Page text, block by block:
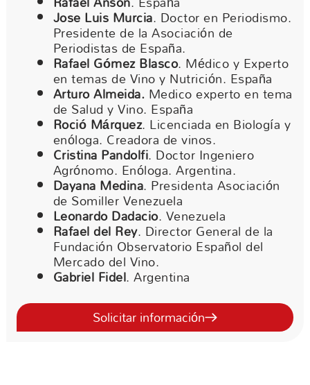
Jose Luis Murcia. Doctor en Periodismo.
Presidente de la Asociación de
Periodistas de España.
Rafael Gómez Blasco. Médico y Experto
en temas de Vino y Nutrición. España
Arturo Almeida. Medico experto en tema
de Salud y Vino. España
Roció Márquez. Licenciada en Biología y
enóloga. Creadora de vinos.
Cristina Pandolfi. Doctor Ingeniero
Agrónomo. Enóloga. Argentina.
Dayana Medina. Presidenta Asociación
de Somiller Venezuela
Leonardo Dadacio. Venezuela
Rafael del Rey. Director General de la
Fundación Observatorio Español del
Mercado del Vino.
Gabriel Fidel. Argentina
Solicitar información